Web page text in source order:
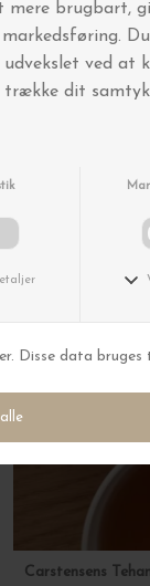
Carstensens